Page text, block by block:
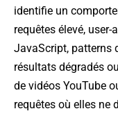
identifie un
requêtes élevé,
JavaScript, patterns
résultats dégradés
de vidéos YouTube
requêtes où elles ne